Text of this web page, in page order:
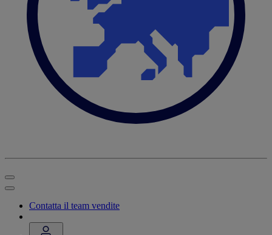
Contatta il team vendite